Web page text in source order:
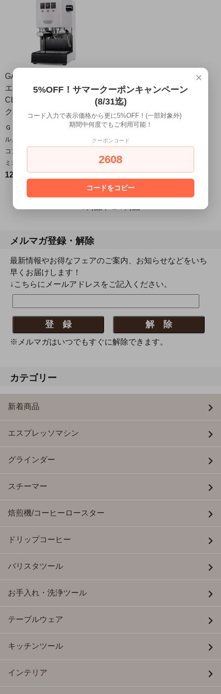
GAGGIA ガジア セミオート
エスプレッソマシン
CLASSIC evo pro クラシッ
ク エボプロ ホワイト
ＧＡＧＧＩＡフラッグシップモデ
ル。業務用モデルをベースにした
コンパクトでスタイリッシュなセ
ミオートタイプ。
128,000円(税込140,800円)
7商品中1-7商品
メルマガ登録・解除
最新情報やお得なフェアのご案内、お知らせなどをいち
早くお届けします！
↓こちらにメールアドレスをご記入ください。
※メルマガはいつでもすぐに解除できます。
カテゴリー
新着商品
エスプレッソマシン
グラインダー
スチーマー
焙煎機/コーヒーロースター
ドリップコーヒー
バリスタツール
お手入れ・洗浄ツール
テーブルウェア
キッチンツール
インテリア
×
5%OFF！サマークーポンキャンペーン
(8/31迄)
コード入力で表示価格から更に5%OFF！(一部対象外)
期間中何度でもご利用可能！
クーポンコード
2608
コードをコピー